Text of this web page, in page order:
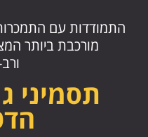
התמודדות עם
מורכבת ביותר
תסמיני